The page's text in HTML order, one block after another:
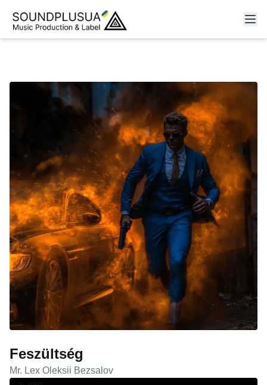
Feszültség
Mr. Lex Oleksii Bezsalov